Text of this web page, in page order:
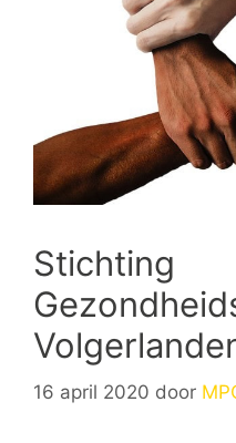
Stichting
16 april 2020 door